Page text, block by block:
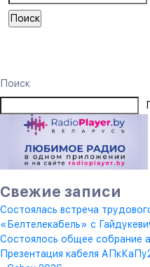
Поиск
Свежие записи
Состоялась встреча
«Белтелекабель» с
Состоялось общее собрание
Презентация кабеля